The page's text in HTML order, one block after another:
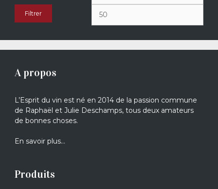
min
Filtrer
A propos
L’Esprit du vin est né en 2014 de la passion commune
de Raphaël et Julie Deschamps, tous deux amateurs
de bonnes choses.
En savoir plus…
Produits